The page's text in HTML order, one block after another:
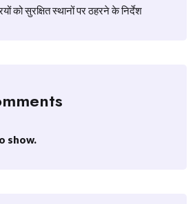
को सुरक्षित स्थानों पर ठहरने के निर्देश
show.